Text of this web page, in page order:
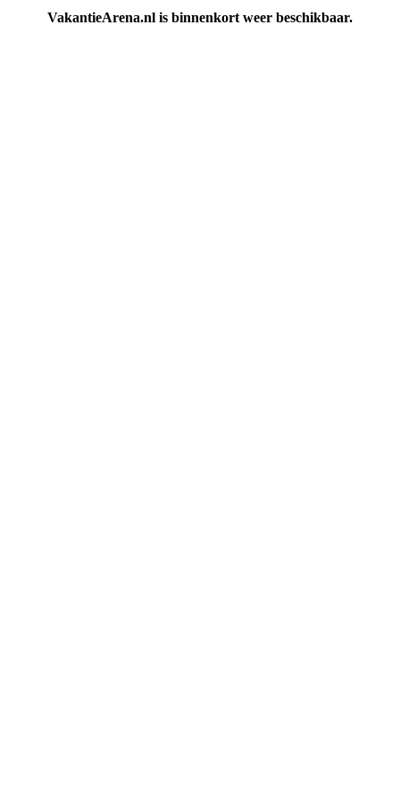
VakantieArena.nl is binnenkort weer beschikbaar.